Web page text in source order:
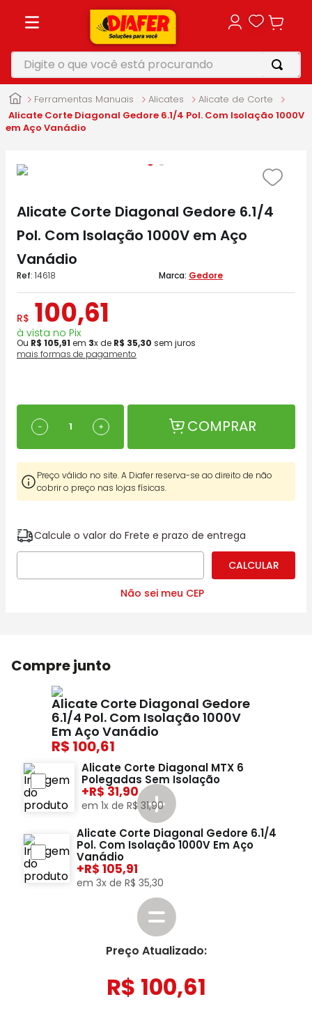
Digite o que você está procurando
Ferramentas Manuais Alicates
Alicate de Corte
Alicate Corte Diagonal Gedore 6.1/4 Pol. Com Isolação 1000V
em Aço Vanádio
Alicate Corte Diagonal Gedore 6.1/4
Pol. Com Isolação 1000V em Aço
Vanádio
: 14618 Gedore
R$ 100,61
à vista no Pix
Ou R$ 105,91 em 3x de R$ 35,30 sem juros
mais formas de pagamento
＋
－ COMPRAR
Preço válido no site. A Diafer reserva-se ao direito de não
cobrir o preço nas lojas físicas.
Calcule o valor do Frete e prazo de entrega
Não sei meu CEP
Compre junto
Alicate Corte Diagonal Gedore
6.1/4 Pol. Com Isolação 1000V
Em Aço Vanádio
100,61
Alicate Corte Diagonal MTX 6
Polegadas Sem Isolação
+ 31,90
em 1x de R$ 31,90
Alicate Corte Diagonal Gedore 6.1/4
Pol. Com Isolação 1000V Em Aço
Vanádio
+ 105,91
em 3x de R$ 35,30
Preço Atualizado:
R$ 100,61
1º
motosserra
3
5º makita